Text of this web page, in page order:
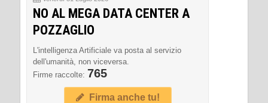
NO AL MEGA DATA CENTER A
POZZAGLIO
L'intelligenza Artificiale va posta al servizio
dell'umanità, non viceversa.
Firme raccolte: 765
Firma anche tu!